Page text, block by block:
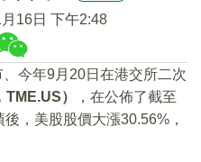
16日 下午2:48
今年9月20日在港交所二次
TME.US）
，在公佈了截至
，美股股價大漲30.56%，